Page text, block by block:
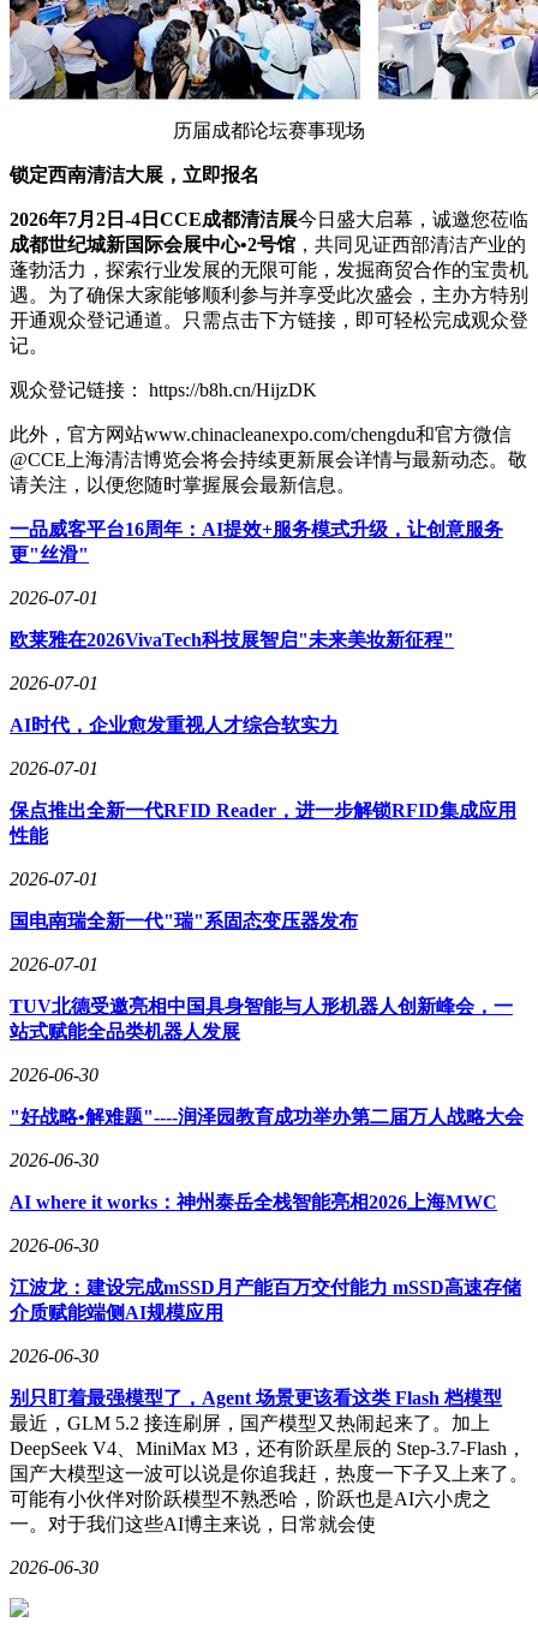
历届成都论坛赛事现场
锁定西南清洁大展，立即报名
2026年7月2日-4日CCE成都清洁展今日盛大启幕，诚邀您莅临
成都世纪城新国际会展中心•2号馆 ，共同见证西部清洁产业的
蓬勃活力，探索行业发展的无限可能，发掘商贸合作的宝贵机
遇。为了确保大家能够顺利参与并享受此次盛会，主办方特别
开通观众登记通道。只需点击下方链接，即可轻松完成观众登
记。
观众登记链接： https://b8h.cn/HijzDK
此外，官方网站www.chinacleanexpo.com/chengdu和官方微信
@CCE上海清洁博览会将会持续更新展会详情与最新动态。敬
请关注，以便您随时掌握展会最新信息。
一品威客平台16周年：AI提效+服务模式升级，让创意服务
更"丝滑"
2026-07-01
欧莱雅在2026VivaTech科技展智启"未来美妆新征程"
2026-07-01
AI时代，企业愈发重视人才综合软实力
2026-07-01
保点推出全新一代RFID Reader，进一步解锁RFID集成应用
性能
2026-07-01
国电南瑞全新一代"瑞"系固态变压器发布
2026-07-01
TUV北德受邀亮相中国具身智能与人形机器人创新峰会，一
站式赋能全品类机器人发展
2026-06-30
"好战略•解难题"----润泽园教育成功举办第二届万人战略大会
2026-06-30
AI where it works：神州泰岳全栈智能亮相2026上海MWC
2026-06-30
江波龙：建设完成mSSD月产能百万交付能力 mSSD高速存储
介质赋能端侧AI规模应用
2026-06-30
别只盯着最强模型了，Agent 场景更该看这类 Flash 档模型
最近，GLM 5.2 接连刷屏，国产模型又热闹起来了。加上
DeepSeek V4、MiniMax M3，还有阶跃星辰的 Step-3.7-Flash，
国产大模型这一波可以说是你追我赶，热度一下子又上来了。
可能有小伙伴对阶跃模型不熟悉哈，阶跃也是AI六小虎之
一。对于我们这些AI博主来说，日常就会使
2026-06-30